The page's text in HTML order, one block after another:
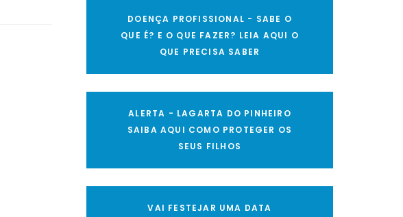
DOENÇA PROFISSIONAL - SABE O
QUE É? E O QUE FAZER? LEIA AQUI O
QUE PRECISA SABER
ALERTA - LAGARTA DO PINHEIRO
SAIBA AQUI COMO PROTEGER OS
SEUS FILHOS
VAI FESTEJAR UMA DATA